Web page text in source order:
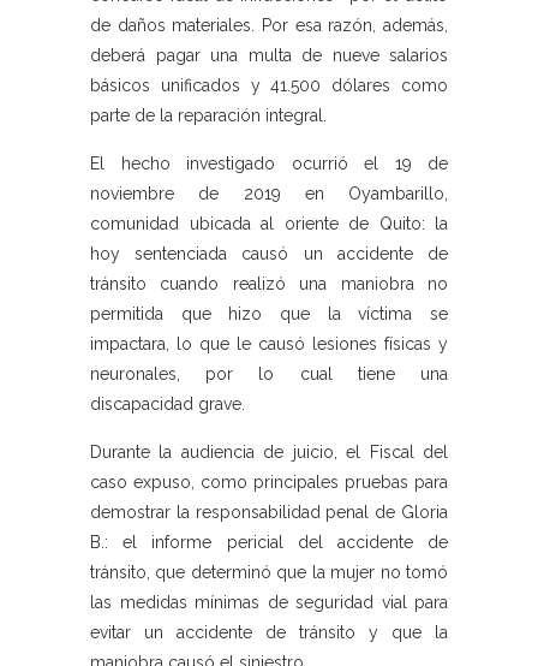
de daños materiales. Por esa razón, además,
deberá pagar una multa de nueve salarios
básicos unificados y 41.500 dólares como
parte de la reparación integral.
El hecho investigado ocurrió el 19 de
noviembre de 2019 en Oyambarillo,
comunidad ubicada al oriente de Quito: la
hoy sentenciada causó un accidente de
tránsito cuando realizó una maniobra no
permitida que hizo que la víctima se
impactara, lo que le causó lesiones físicas y
neuronales, por lo cual tiene una
discapacidad grave.
Durante la audiencia de juicio, el Fiscal del
caso expuso, como principales pruebas para
demostrar la responsabilidad penal de Gloria
B.: el informe pericial del accidente de
tránsito, que determinó que la mujer no tomó
las medidas mínimas de seguridad vial para
evitar un accidente de tránsito y que la